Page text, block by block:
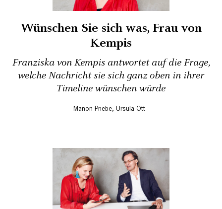
Wünschen Sie sich was, Frau von
Kempis
Franziska von Kempis antwortet auf die Frage,
welche Nachricht sie sich ganz oben in ihrer
Timeline wünschen würde
Manon Priebe, Ursula Ott